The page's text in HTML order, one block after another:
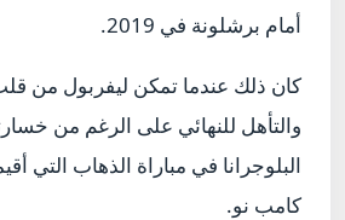
أمام برشلونة في 2019.
كان ذلك عندما تمكن ليفربول من
البلوجرانا في مباراة الذهاب التي
كامب نو.